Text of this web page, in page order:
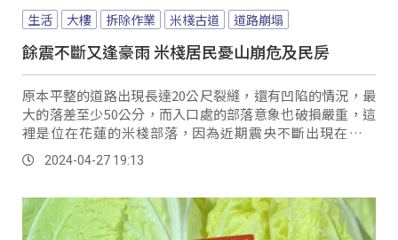
生活 大樓 拆除作業 米棧古道 道路崩塌
餘震不斷又逢豪雨 米棧居民憂山崩危及民房
原本平整的道路出現長達20公尺裂縫，還有凹陷的情況，最
大的落差至少50公分，而入口處的部落意象也破損嚴重，這
裡是位在花蓮的米棧部落，因為近期震央不斷出現在壽豐
鄉，導致部落出現房屋龜裂以及馬路地基位移的狀況。
2024-04-27 19:13